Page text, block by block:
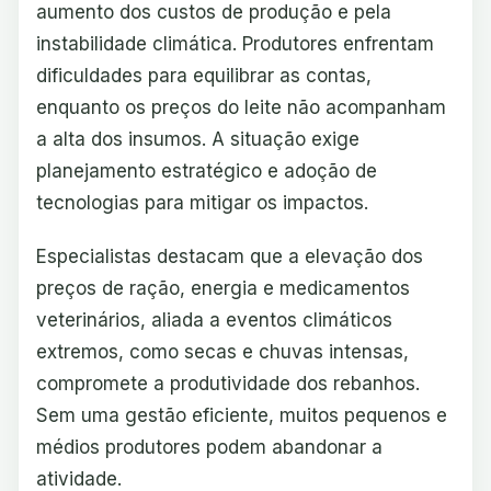
aumento dos custos de produção e pela
instabilidade climática. Produtores enfrentam
dificuldades para equilibrar as contas,
enquanto os preços do leite não acompanham
a alta dos insumos. A situação exige
planejamento estratégico e adoção de
tecnologias para mitigar os impactos.
Especialistas destacam que a elevação dos
preços de ração, energia e medicamentos
veterinários, aliada a eventos climáticos
extremos, como secas e chuvas intensas,
compromete a produtividade dos rebanhos.
Sem uma gestão eficiente, muitos pequenos e
médios produtores podem abandonar a
atividade.